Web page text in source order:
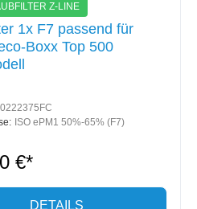
Z-LINE
1x F7 passend für
Boxx Top 500
ISO ePM1 50%-65% (F7)
€*
DETAILS